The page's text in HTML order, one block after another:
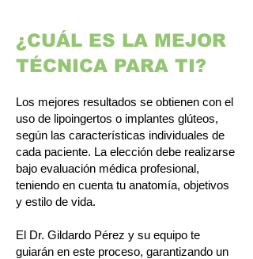
¿CUÁL ES LA MEJOR
TÉCNICA PARA TI?
Los mejores resultados se obtienen con el
uso de lipoingertos o implantes glúteos,
según las características individuales de
cada paciente. La elección debe realizarse
bajo evaluación médica profesional,
teniendo en cuenta tu anatomía, objetivos
y estilo de vida.
El Dr. Gildardo Pérez y su equipo te
guiarán en este proceso, garantizando un